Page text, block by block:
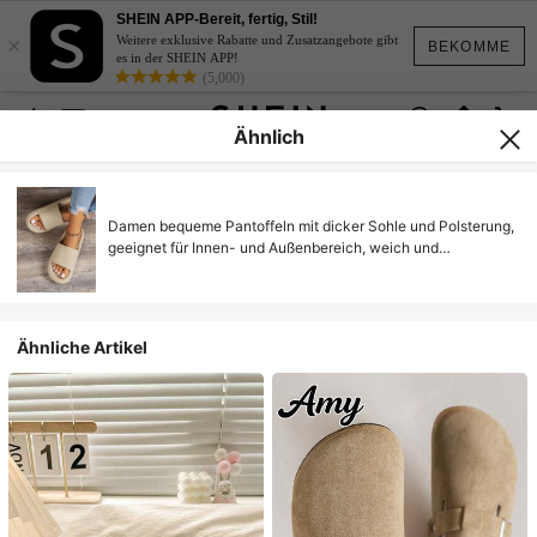
BEKOMME
×
SHEIN APP-Bereit, fertig, Stil!
Weitere exklusive Rabatte und Zusatzangebote gibt
es in der SHEIN APP!
(5,000)
Ähnlich
Damen bequeme Pantoffeln mit dicker Sohle und Polsterung,
geeignet für Innen- und Außenbereich, weich und
Ähnliche Artikel